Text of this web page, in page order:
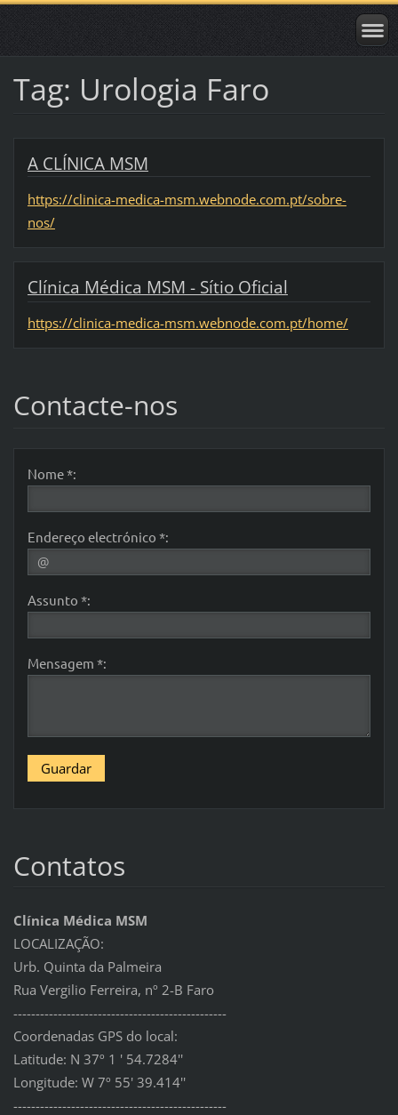
Tag: Urologia Faro
A CLÍNICA MSM
https://clinica-medica-msm.webnode.com.pt/sobre-
nos/
Clínica Médica MSM - Sítio Oficial
https://clinica-medica-msm.webnode.com.pt/home/
Contacte-nos
Nome *:
Endereço electrónico *:
Assunto *:
Mensagem *:
Contatos
Clínica Médica MSM
LOCALIZAÇÃO:
Urb. Quinta da Palmeira
Rua Vergilio Ferreira, nº 2-B Faro
------------------------------------------------
Coordenadas GPS do local:
Latitude: N 37º 1 ' 54.7284''
Longitude: W 7º 55' 39.414''
------------------------------------------------